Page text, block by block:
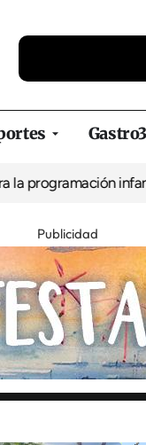
infantil de la
Publicidad